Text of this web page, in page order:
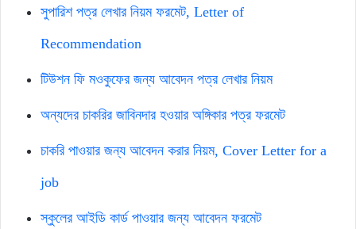
সুপারিশ পত্র লেখার নিয়ম ফরমেট, Letter of
Recommendation
টিউশন ফি মওকুফের জন্য আবেদন পত্র লেখার নিয়ম
অন্যদের চাকরির জাবিনদার হওয়ার অঙ্গিকার পত্র ফরমেট
চাকরি পাওয়ার জন্য আবেদন করার নিয়ম, Cover Letter for a
job
স্কুলের আইডি কার্ড পাওয়ার জন্য আবেদন ফরমেট